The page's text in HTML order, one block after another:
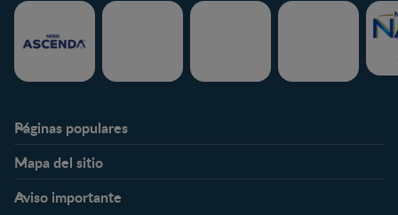
Páginas populares
Expertos en Nutrición
Preguntas Frecuentes
Mapa del sitio
Preconcepción
Aviso importante